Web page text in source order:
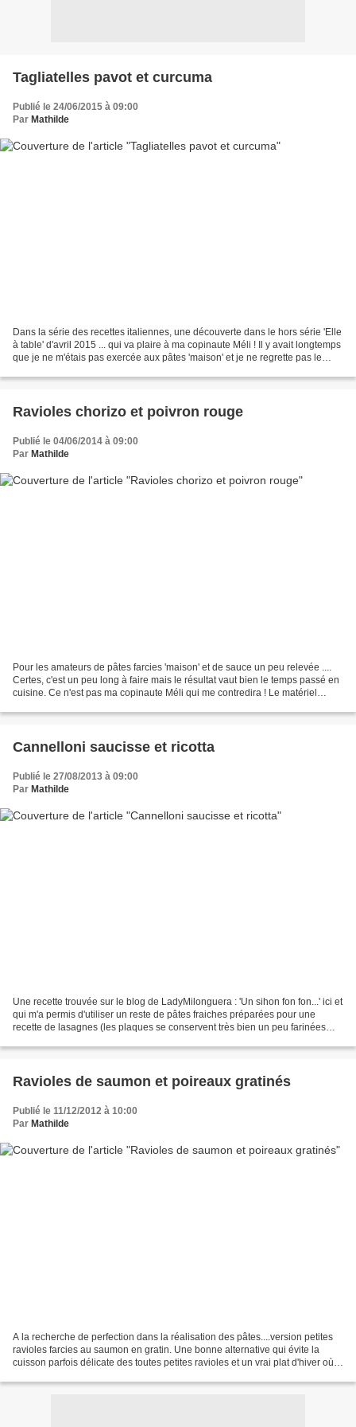
Tagliatelles pavot et curcuma
Publié le 24/06/2015 à 09:00
Par Mathilde
Dans la série des recettes italiennes, une découverte dans le hors série 'Elle
à table' d'avril 2015 ... qui va plaire à ma copinaute Méli ! Il y avait longtemps
que je ne m'étais pas exercée aux pâtes 'maison' et je ne regrette pas le
Ravioles chorizo et poivron rouge
Publié le 04/06/2014 à 09:00
Par Mathilde
Pour les amateurs de pâtes farcies 'maison' et de sauce un peu relevée ....
Certes, c'est un peu long à faire mais le résultat vaut bien le temps passé en
cuisine. Ce n'est pas ma copinaute Méli qui me contredira ! Le matériel
Cannelloni saucisse et ricotta
Publié le 27/08/2013 à 09:00
Par Mathilde
Une recette trouvée sur le blog de LadyMilonguera : 'Un sihon fon fon...' ici et
qui m'a permis d'utiliser un reste de pâtes fraiches préparées pour une
recette de lasagnes (les plaques se conservent très bien un peu farinées
Ravioles de saumon et poireaux gratinés
Publié le 11/12/2012 à 10:00
Par Mathilde
A la recherche de perfection dans la réalisation des pâtes....version petites
ravioles farcies au saumon en gratin. Une bonne alternative qui évite la
cuisson parfois délicate des toutes petites ravioles et un vrai plat d'hiver où